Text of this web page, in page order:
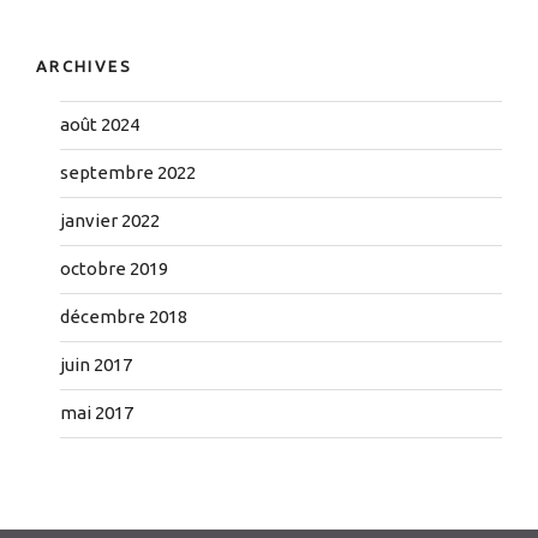
ARCHIVES
août 2024
septembre 2022
janvier 2022
octobre 2019
décembre 2018
juin 2017
mai 2017